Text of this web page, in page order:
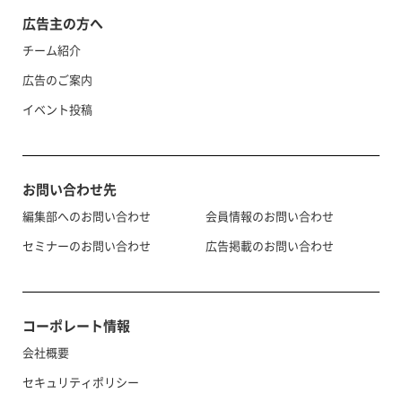
広告主の方へ
チーム紹介
広告のご案内
イベント投稿
お問い合わせ先
編集部へのお問い合わせ
セミナーのお問い合わせ
会員情報のお問い合わせ
広告掲載のお問い合わせ
コーポレート情報
会社概要
セキュリティポリシー